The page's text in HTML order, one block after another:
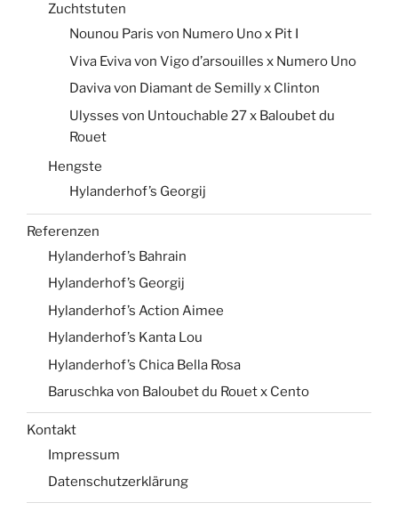
Zuchtstuten
Nounou Paris von Numero Uno x Pit I
Viva Eviva von Vigo d’arsouilles x Numero Uno
Daviva von Diamant de Semilly x Clinton
Ulysses von Untouchable 27 x Baloubet du
Rouet
Hengste
Hylanderhof’s Georgij
Referenzen
Hylanderhof’s Bahrain
Hylanderhof’s Georgij
Hylanderhof’s Action Aimee
Hylanderhof’s Kanta Lou
Hylanderhof’s Chica Bella Rosa
Baruschka von Baloubet du Rouet x Cento
Kontakt
Impressum
Datenschutzerklärung